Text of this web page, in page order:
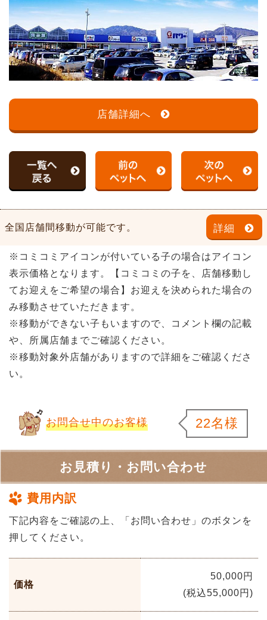
店舗詳細へ
全国店舗間移動が可能です。 詳細
※コミコミアイコンが付いている子の場合はアイコン
表示価格となります。【コミコミの子を、店舗移動し
てお迎えをご希望の場合】お迎えを決められた場合の
み移動させていただきます。
※移動ができない子もいますので、コメント欄の記載
や、所属店舗までご確認ください。
※移動対象外店舗がありますので詳細をご確認くださ
い。
お問合せ中のお客様 22名様
お見積り・お問い合わせ
費用内訳
下記内容をご確認の上、「お問い合わせ」のボタンを
押してください。
価格
50,000円
(税込55,000円)